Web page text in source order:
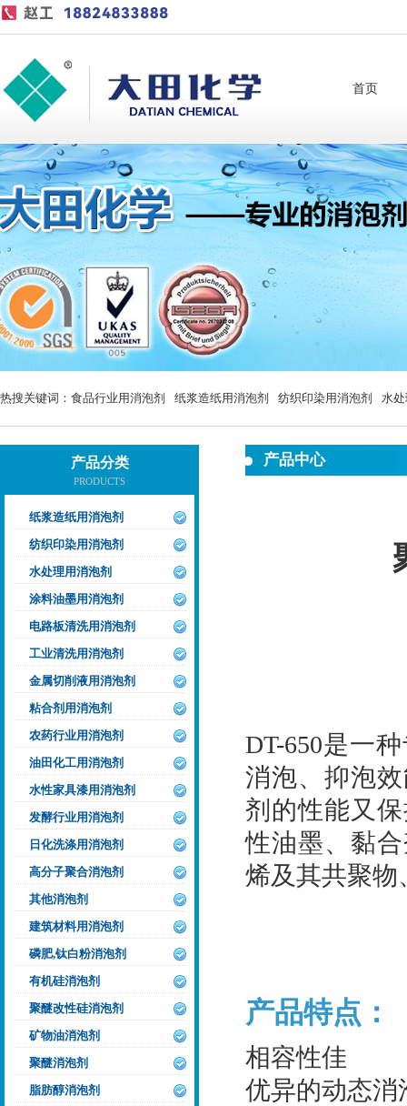
首页
热搜关键词： 食品行业用消泡剂 纸浆造纸用消泡剂 纺织印染用消泡剂 水
产品分类
PRODUCTS
纸浆造纸用消泡剂
纺织印染用消泡剂
水处理用消泡剂
涂料油墨用消泡剂
电路板清洗用消泡剂
工业清洗用消泡剂
金属切削液用消泡剂
粘合剂用消泡剂
农药行业用消泡剂
油田化工用消泡剂
水性家具漆用消泡剂
发酵行业用消泡剂
日化洗涤用消泡剂
高分子聚合消泡剂
其他消泡剂
建筑材料用消泡剂
磷肥,钛白粉消泡剂
有机硅消泡剂
聚醚改性硅消泡剂
矿物油消泡剂
聚醚消泡剂
脂肪醇消泡剂
产品中心
DT-650是一
消泡、抑泡
剂的性能又
性油墨、黏
烯及其共聚物
产品特点：
相容性佳
优异的动态消